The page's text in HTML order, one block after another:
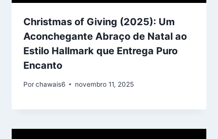
Christmas of Giving (2025): Um
Aconchegante Abraço de Natal ao
Estilo Hallmark que Entrega Puro
Encanto
Porchawais6 novembro 11, 2025